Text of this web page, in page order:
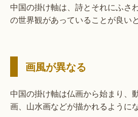
中国の掛け軸は、詩とそれにふさ
の世界観があっていることが良い
画風が異なる
中国の掛け軸は仏画から始まり、
画、山水画などが描かれるように